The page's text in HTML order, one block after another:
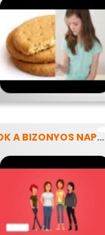
AZOK A BIZONYOS NAPOK